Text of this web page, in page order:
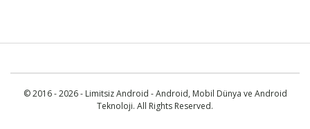
© 2016 - 2026 - Limitsiz Android - Android, Mobil Dünya ve Android
Teknoloji. All Rights Reserved.